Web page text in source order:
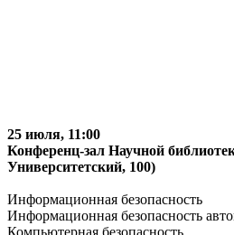
25 июля, 11:00
Конференц-зал Научной
Университетский, 100)
Информационная безопасность
Информационная безопасность